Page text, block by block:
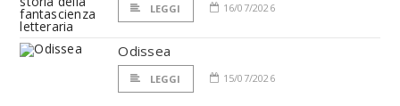
LEGGI 16/07/2026
Odissea
LEGGI 15/07/2026